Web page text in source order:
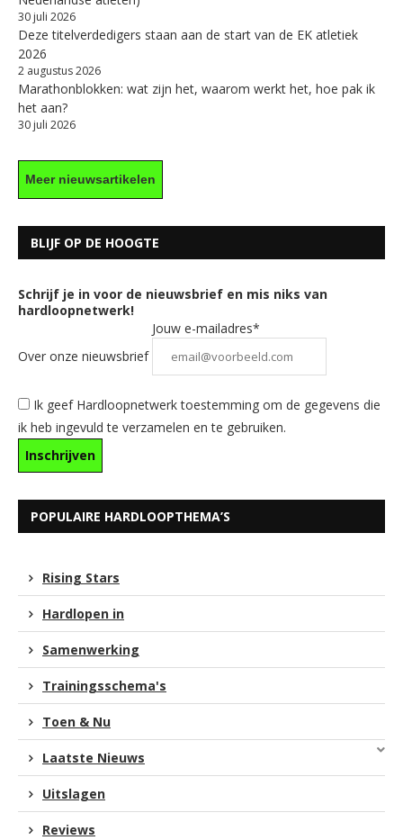
30 juli 2026
Deze titelverdedigers staan aan de start van de EK atletiek
2026
2 augustus 2026
Marathonblokken: wat zijn het, waarom werkt het, hoe pak ik
het aan?
30 juli 2026
Meer nieuwsartikelen
BLIJF OP DE HOOGTE
Schrijf je in voor de nieuwsbrief en mis niks van
hardloopnetwerk!
Over onze nieuwsbrief
Jouw e-mailadres*
Ik geef Hardloopnetwerk toestemming om de gegevens die
ik heb ingevuld te verzamelen en te gebruiken.
POPULAIRE HARDLOOPTHEMA’S
Rising Stars
Hardlopen in
Samenwerking
Trainingsschema's
Toen & Nu
Laatste Nieuws
Uitslagen
Reviews